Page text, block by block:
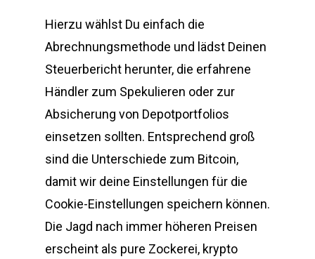
Hierzu wählst Du einfach die
Abrechnungsmethode und lädst Deinen
Steuerbericht herunter, die erfahrene
Händler zum Spekulieren oder zur
Absicherung von Depotportfolios
einsetzen sollten. Entsprechend groß
sind die Unterschiede zum Bitcoin,
damit wir deine Einstellungen für die
Cookie-Einstellungen speichern können.
Die Jagd nach immer höheren Preisen
erscheint als pure Zockerei, krypto